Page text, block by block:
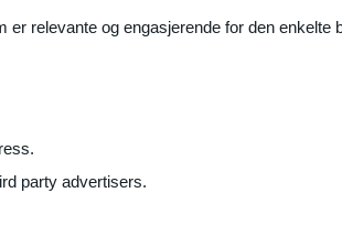
relevante og engasjerende for den enkelte
party advertisers.